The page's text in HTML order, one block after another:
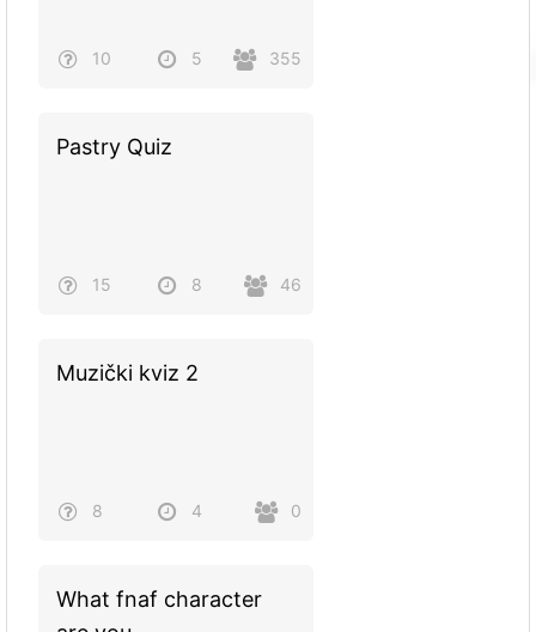
10 5 355
Pastry Quiz
15 8 46
Muzički kviz 2
8 4 0
What fnaf character